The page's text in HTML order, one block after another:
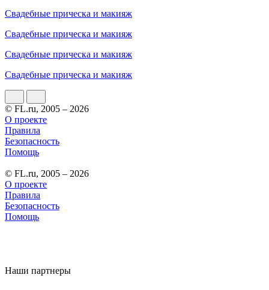
Свадебные прическа и макияж
Свадебные прическа и макияж
Свадебные прическа и макияж
Свадебные прическа и макияж
© FL.ru, 2005 – 2026
О проекте
Правила
Безопасность
Помощь
© FL.ru, 2005 – 2026
О проекте
Правила
Безопасность
Помощь
Наши партнеры